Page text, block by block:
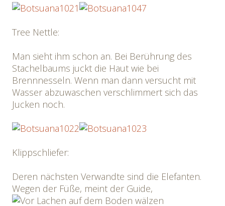
Tree Nettle:
Man sieht ihm schon an. Bei Berührung des
Stachelbaums juckt die Haut wie bei
Brennnesseln. Wenn man dann versucht mit
Wasser abzuwaschen verschlimmert sich das
Jucken noch.
Klippschliefer:
Deren nächsten Verwandte sind die Elefanten.
Wegen der Füße, meint der Guide,